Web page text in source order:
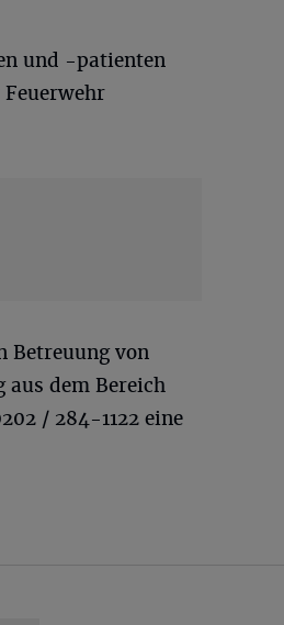
und -patienten
Betreuung von
dem Bereich
/ 284-1122 eine